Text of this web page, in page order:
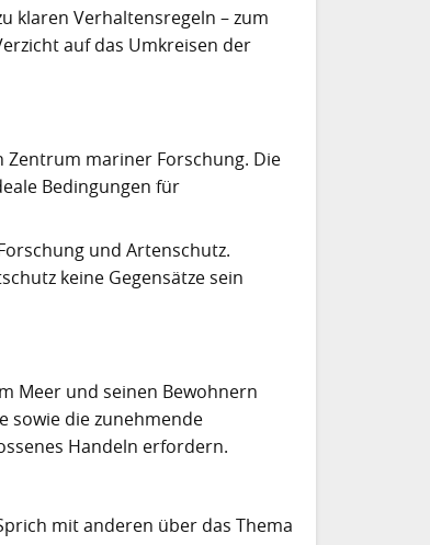
klaren Verhaltensregeln – zum
auf das Umkreisen der
mariner Forschung. Die
Bedingungen für
und Artenschutz.
keine Gegensätze sein
Meer und seinen Bewohnern
sowie die zunehmende
Handeln erfordern.
mit anderen über das Thema